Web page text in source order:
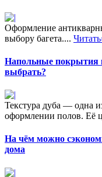
Оформление
выбору багета....
Напольные покрытия
выбрать?
Текстура дуба — одна
оформлении полов. Её
На чём можно
дома